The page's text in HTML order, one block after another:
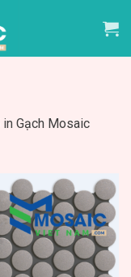
in Gạch Mosaic